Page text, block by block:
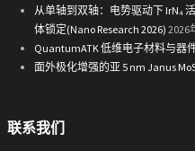
从单轴到双轴：电势驱动下 IrN₄
体锁定(Nano Research 2026) 2026
QuantumATK 低维电子材料与器
面外极化增强的亚 5 nm Janus
联系我们